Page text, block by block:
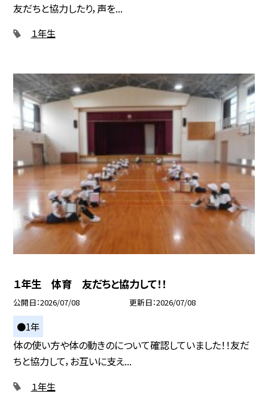
友だちと協力したり，声を...
１年生
１年生 体育 友だちと協力して！！
公開日 2026/07/08 更新日 2026/07/08
●1年
体の使い方や体の動きのについて確認していました！！友だ
ちと協力して，お互いに支え...
１年生